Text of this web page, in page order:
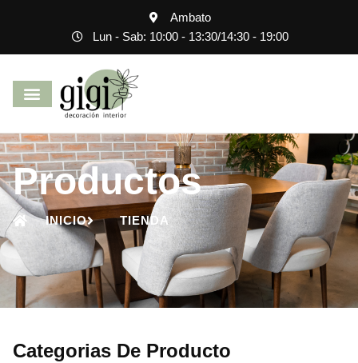
Ambato
Lun - Sab: 10:00 - 13:30/14:30 - 19:00
Productos
INICIO TIENDA
Categorias De Producto